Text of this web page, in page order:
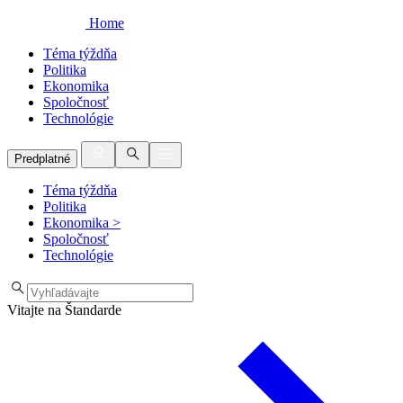
Home
Téma týždňa
Politika
Ekonomika
Spoločnosť
Technológie
Predplatné
Téma týždňa
Politika
Ekonomika >
Spoločnosť
Technológie
Vitajte na Štandarde